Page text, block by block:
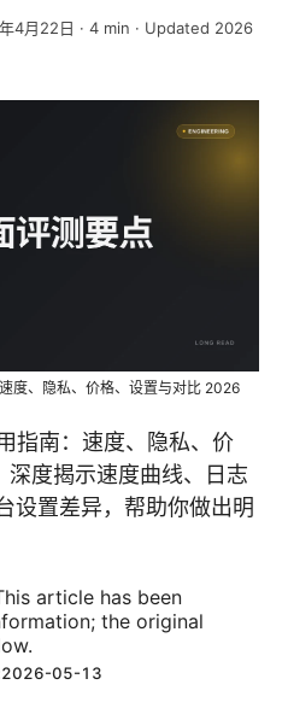
4月22日 · 4 min · Updated 2026
度、隐私、价格、设置与对比 2026
指南：速度、隐私、价
度揭示速度曲线、日志
设置差异，帮助你做出明
article has been
the original
2026-05-13